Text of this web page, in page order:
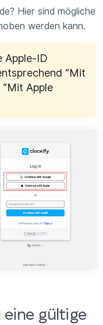
Hier sind mögliche
werden kann.
Apple-ID
“Mit
Apple
eine gültige